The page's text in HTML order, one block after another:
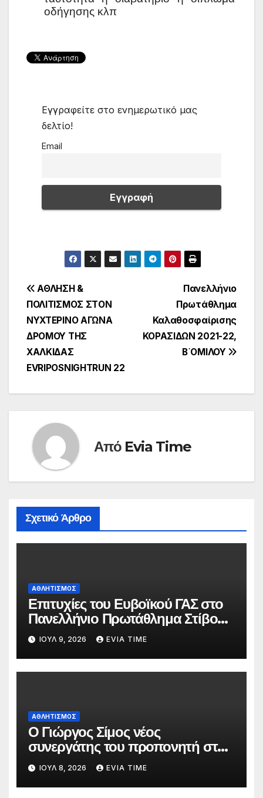
οδήγησης κλπ
Εγγραφείτε στο ενημερωτικό μας
δελτίο!
Email
Πλοήγηση
άρθρων
Πανελλήνιο
Πρωτάθλημα
Καλαθοσφαίρισης
ΚΟΡΑΣΙΔΩΝ 2021-22,
Β΄ΟΜΙΛΟΥ
ΑΘΛΗΣΗ &
ΠΟΛΙΤΙΣΜΟΣ ΣΤΟΝ
ΝΥΧΤΕΡΙΝΟ ΑΓΩΝΑ
ΔΡΟΜΟΥ ΤΗΣ
ΧΑΛΚΙΔΑΣ
EVRIPOSNIGHTRUN 22
Από Evia Time
Σχετικό Άρθρο
ΑΘΛΗΤΙΣΜΟΣ
Επιτυχίες του Ευβοϊκού ΓΑΣ στο
Πανελλήνιο Πρωτάθλημα Στίβου
Κ20
ΙΟΎΛ 9, 2026 EVIA TIME
ΑΘΛΗΤΙΣΜΟΣ
Ο Γιώργος Σίμος νέος
συνεργάτης του προπονητή στην
ανδρική ομάδα της ΑΓΕΧ
ΙΟΎΛ 8, 2026 EVIA TIME